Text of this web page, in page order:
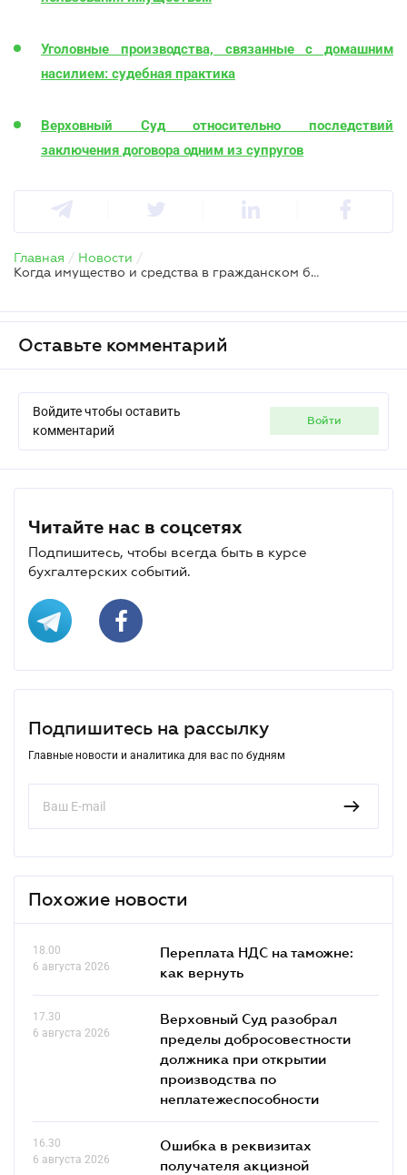
Уголовные производства, связанные с домашним
насилием: судебная практика
Верховный Суд относительно последствий
заключения договора одним из супругов
Главная / Новости /
Когда имущество и средства в гражданском браке становятся общей собственностью – Минюст
Оставьте комментарий
Войдите чтобы оставить
комментарий
войти
Читайте нас в соцсетях
Подпишитесь, чтобы всегда быть в курсе
бухгалтерских событий.
Подпишитесь на рассылку
Главные новости и аналитика для вас по будням
Похожие новости
18.00
6 августа 2026
Переплата НДС на таможне:
как вернуть
17.30
6 августа 2026
Верховный Суд разобрал
пределы добросовестности
должника при открытии
производства по
неплатежеспособности
16.30
6 августа 2026
Ошибка в реквизитах
получателя акцизной